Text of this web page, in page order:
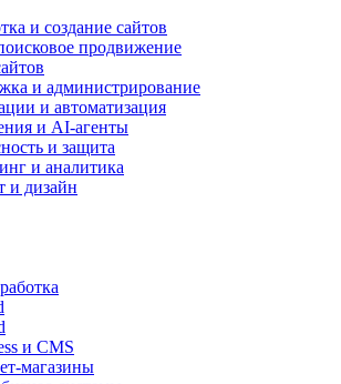
и создание сайтов
продвижение
и администрирование
и автоматизация
и AI-агенты
и защита
и аналитика
и дизайн
и CMS
магазины